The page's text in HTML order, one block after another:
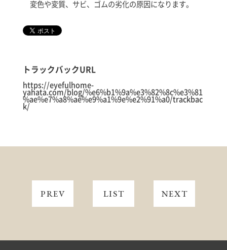
変色や変質、サビ、ゴムの劣化の原因になります。
トラックバックURL
https://eyefulhome-
yahata.com/blog/%e6%b1%9a%e3%82%8c%e3%81
%ae%e7%a8%ae%e9%a1%9e%e2%91%a0/trackbac
k/
PREV LIST NEXT